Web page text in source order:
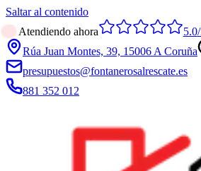
Saltar al contenido
Atendiendo ahora
5.0
Rúa Juan Montes, 39, 15006 A Coruña
presupuestos@fontanerosalrescate.es
881 352 012